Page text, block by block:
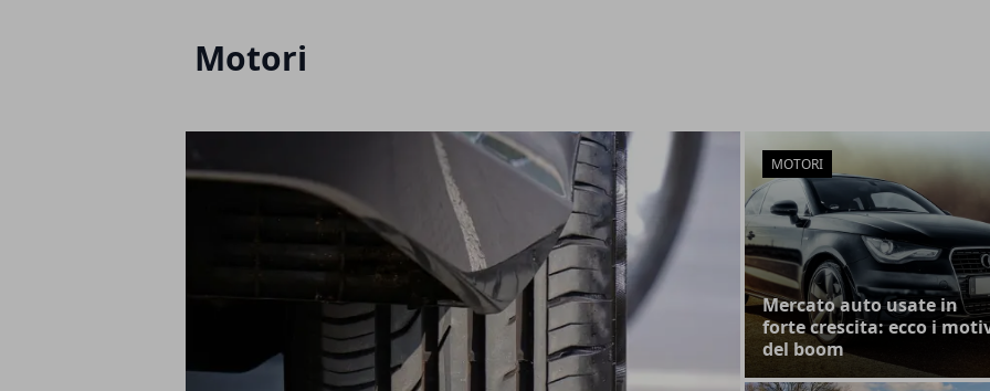
Motori
MOTORI
Mercato auto usate in
forte crescita: ecco i
del boom